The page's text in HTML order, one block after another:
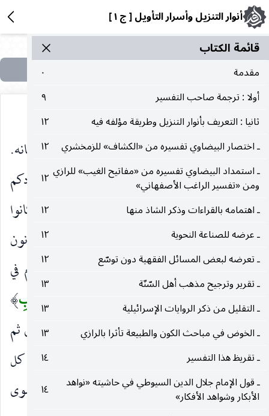
أنوار التنزيل وأسرار التأويل [ ج ١ ]
قائمة الکتاب
مقدمة
٠
أولا : ترجمة صاحب التفسير
٩
ثانيا : التعريف بأنوار التنزيل وطريقة مؤلفه فيه
١٢
ـ اختصار البيضاوي تفسيره من «الكشاف» للزمخشري
١٢
ـ استمداد البيضاوي تفسيره من «مفاتيح الغيب» للرازي
ومن «تفسير الراغب الأصفهاني»
١٢
ـ اهتمامه بالقراءات وذكر الشاذ منها
١٢
ـ عرضه للصناعة النحوية
١٢
ـ تعرضه لبعض المسائل الفقهية دون توسّع
١٢
ـ تقرير وترجيح مذهب أهل السّنّة
١٣
ـ التقليل من ذكر الروايات الإسرائيلية
١٣
ـ الخوض في مباحث الكون والطبيعة تأثرا بالرازي
١٣
ـ تقريظ هذا التفسير
١٤
ـ قول الإمام جلال الدين السيوطي في حاشيته «نواهد
الأبكار وشواهد الأفكار»
١٤
عقب به النهي عن الشر ليستبدل به ويستعمل مكانه.
(وَتَزَوَّدُوا فَإِنَّ خَيْرَ الزَّادِ التَّقْوى)وتزودوا لمعادكم
التقوى فإنه خير زاد ، وقيل : نزلت في أهل اليمن كانوا
يحجون ولا يتزودون ويقولون : نحن متوكلون فيكونون
كلا على الناس ، فأمروا أن يتزودوا ويتقوا الإبرام في
السؤال والتثقيل على الناس.
وَاتَّقُونِ يا أُولِي الْأَلْبابِ)
فإن قضية اللب خشية الله وتقواه ، حثهم على التقوى ثم
أمرهم بأن يكون المقصود بها هو الله تعالى فيتبرأ من كل
شيء سواه ، وهو مقتضى العقل المعرى عن شوائب الهوى